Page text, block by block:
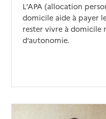
L’APA (allocation
domicile aide à payer
rester vivre à domicile
d’autonomie.